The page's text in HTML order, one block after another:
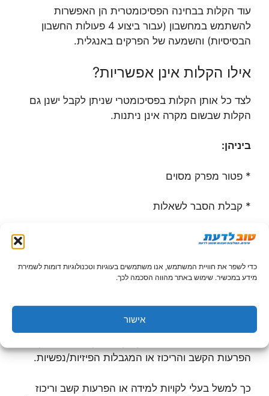
כדי לשפר את חוויית המשתמש, אנו משתמשים בעוגיות וטכנולוגיות דומות לשמירת
מידע במכשיר. שימוש באתר מהווה הסכמה לכך.
אישור
עוד הקלות בבחינה הפסיכומטרית הן האפשרות
להשתמש במחשבון (עבור ביצוע 4 פעולות החשבון
הבסיסיות) והשמעה של הפרקים באנגלית.
אילו הקלות אינן אפשריות?
לצד כל אותן הקלות בפסיכומטרי שניתן לקבל ישנן גם
הקלות שבשום מקרה אינן ניתנות.
ביניהן:
* פטור מפרק מסוים
* קבלת הסבר לשאלות
* האפשרות להשתמש במילון אלקטרוני
אילו מסמכים יש להגיש כדי לקבל
הקלות בפסיכומטרי?
הפרעות הקשב והריכוז או המגבלות הפיזיות/נפשיות.
כך למשל בעלי לקויות למידה או הפרעות קשב וריכוז